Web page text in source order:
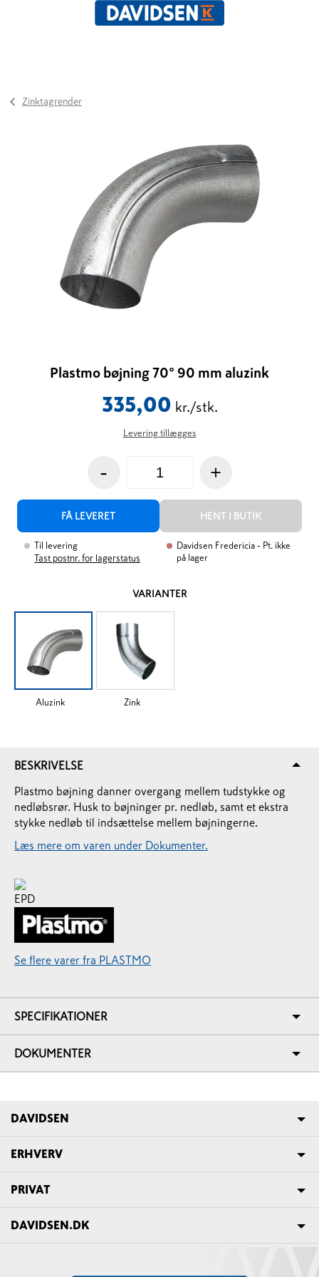
Zinktagrender
Plastmo bøjning 70° 90 mm aluzink
335,00 kr./stk.
Levering tillægges
- +
FÅ LEVERET HENT I BUTIK
Til levering
Tast postnr. for lagerstatus
Davidsen Fredericia - Pt. ikke
på lager
VARIANTER
Aluzink Zink
BESKRIVELSE
Plastmo bøjning danner overgang mellem tudstykke og
nedløbsrør. Husk to bøjninger pr. nedløb, samt et ekstra
stykke nedløb til indsættelse mellem bøjningerne.
Læs mere om varen under Dokumenter.
Se flere varer fra PLASTMO
SPECIFIKATIONER
DOKUMENTER
DAVIDSEN
ERHVERV
PRIVAT
DAVIDSEN.DK